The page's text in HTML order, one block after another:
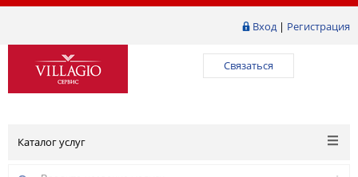
Вход| Регистрация
Связаться
Каталог услуг